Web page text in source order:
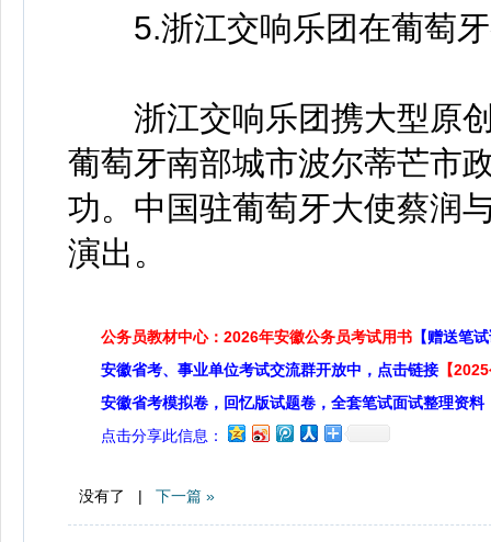
5.浙江交响乐团在葡萄牙
浙江交响乐团携大型原创
葡萄牙南部城市波尔蒂芒市
功。中国驻葡萄牙大使蔡润
演出。
公务员教材中心：2026年安徽公务员考试用书 【赠送笔
安徽省考、事业单位考试交流群开放中，点击链接 【
安徽省考模拟卷，回忆版试题卷，全套笔试面试整理资料
点击分享此信息：
没有了 | 下一篇 »